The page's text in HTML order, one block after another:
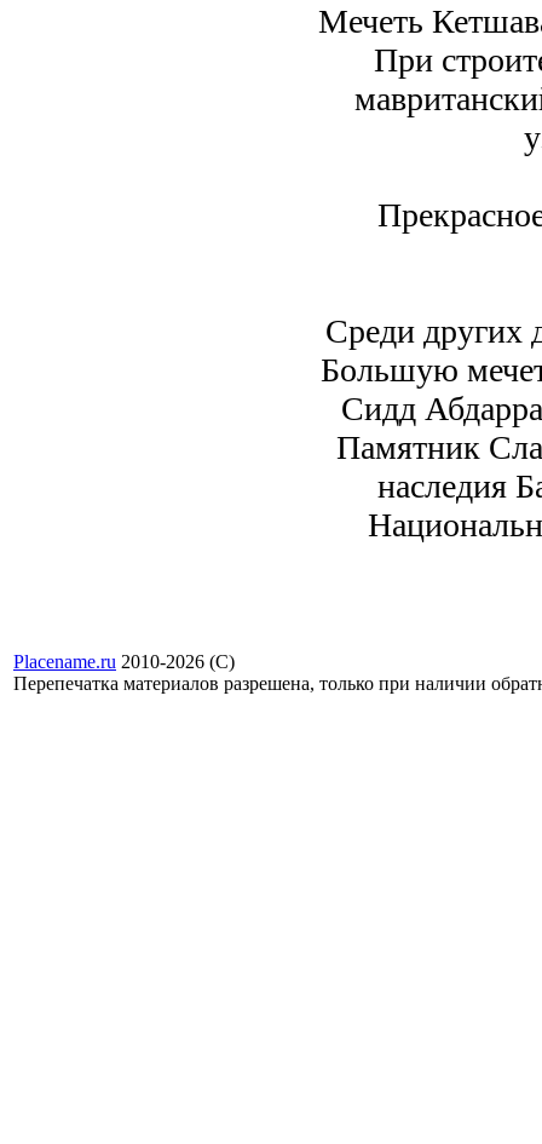
Мечеть
При
Среди других
Большую
Сидд
Памятник
наследия
Placename.ru 2010-2026 (С)
Перепечатка материалов разрешена, только при наличии